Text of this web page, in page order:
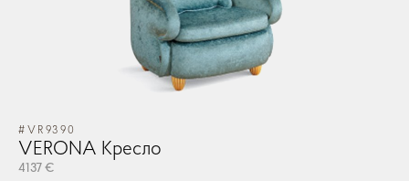
#VR9390
VERONA Кресло
4137 €